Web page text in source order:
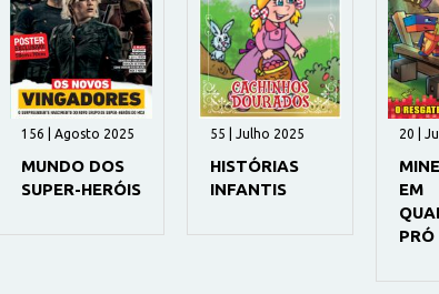
156 | Agosto 2025
MUNDO DOS
SUPER-HERÓIS
55 | Julho 2025
HISTÓRIAS
INFANTIS
20 |
EM
PRÓ